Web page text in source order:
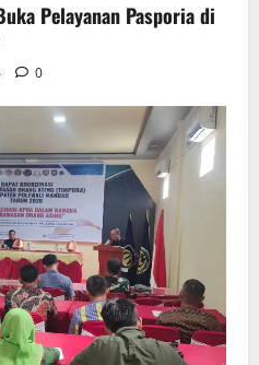
Pelayanan Pasporia di
0